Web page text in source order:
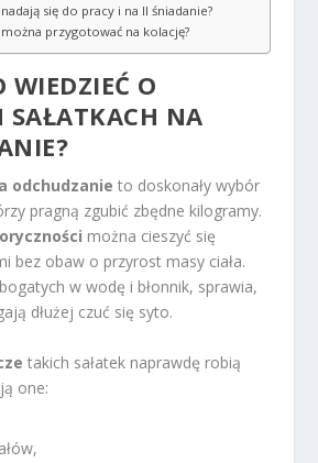
nadają się do pracy i na II śniadanie?
można przygotować na kolację?
WIEDZIEĆ O
SAŁATKACH NA
odchudzanie to doskonały wybór
pragną zgubić zbędne kilogramy.
można cieszyć się
bez obaw o przyrost masy ciała.
w wodę i błonnik, sprawia,
dłużej czuć się syto.
takich sałatek naprawdę robią
one: